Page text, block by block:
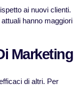
ai nuovi clienti.
hanno maggiori
Marketing
di altri. Per